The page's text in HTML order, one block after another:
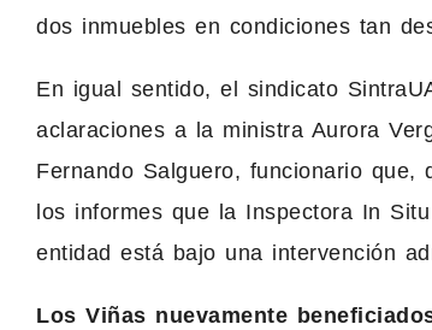
dos inmuebles en condiciones tan
En igual sentido, el sindicato
aclaraciones a la ministra Aurora
Fernando Salguero, funcionario
los informes que la Inspectora In
entidad está bajo una intervención
Los Viñas nuevamente